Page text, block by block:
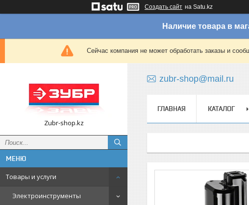
Создать сайт на Satu.kz
Наличие товара в
Сейчас компания не может обработать заказы и
Zubr-shop.kz
Товары и услуги
Электроинструменты
zubr-shop@mail.ru
ГЛАВНАЯ КАТАЛОГ